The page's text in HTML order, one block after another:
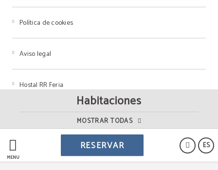
MENÚ
ES
RESERVAR
Habitaciones
MOSTRAR TODAS
Política de cookies
Aviso legal
Hostal RR Feria
Powered by Keytel